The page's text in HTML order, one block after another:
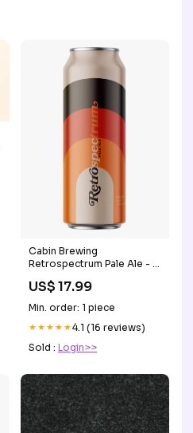
Cabin Brewing
Retrospectrum Pale Ale - 4
US$ 17.99
Min. order: 1 piece
★★★★★4.1 (16 reviews)
Sold : Login>>